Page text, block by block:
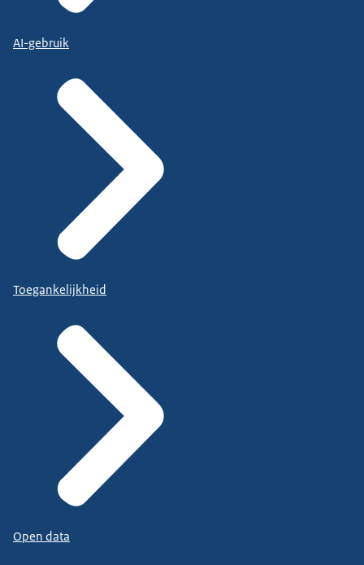
AI-gebruik
Toegankelijkheid
Open data